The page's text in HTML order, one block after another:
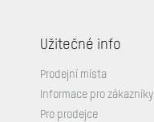
Užitečné info
Prodejní místa
Informace pro zákazníky
Pro prodejce